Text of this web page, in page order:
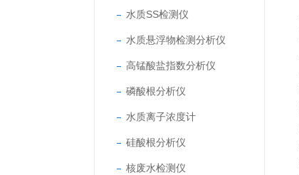
水质SS检测仪
水质悬浮物检测分析仪
高锰酸盐指数分析仪
磷酸根分析仪
水质离子浓度计
硅酸根分析仪
核废水检测仪